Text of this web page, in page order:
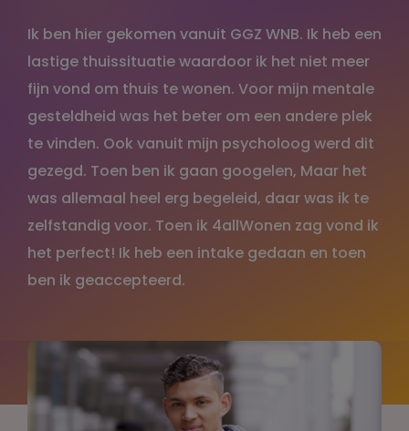
Ik ben hier gekomen vanuit GGZ WNB. Ik heb een
lastige thuissituatie waardoor ik het niet meer
fijn vond om thuis te wonen. Voor mijn mentale
gesteldheid was het beter om een andere plek
te vinden. Ook vanuit mijn psycholoog werd dit
gezegd. Toen ben ik gaan googelen, Maar het
was allemaal heel erg begeleid, daar was ik te
zelfstandig voor. Toen ik 4allWonen zag vond ik
het perfect! Ik heb een intake gedaan en toen
ben ik geaccepteerd.